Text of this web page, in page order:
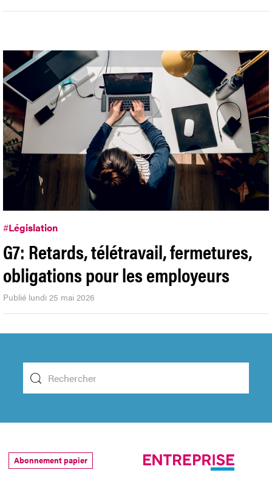
#Législation
G7: Retards, télétravail, fermetures,
obligations pour les employeurs
Publié lundi 25 mai 2026
Abonnement papier